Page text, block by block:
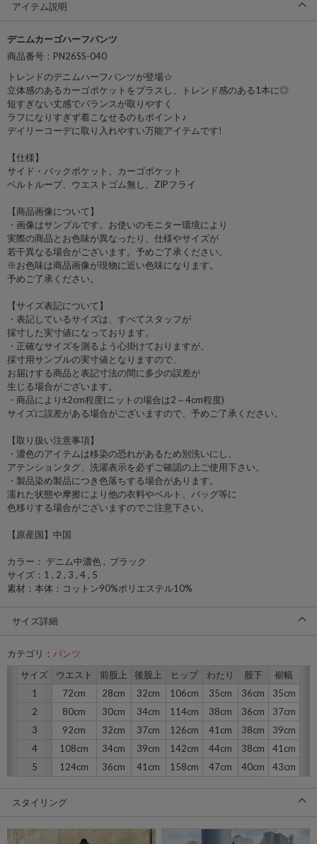
アイテム説明
デニムカーゴハーフパンツ
商品番号：PN26SS-040
トレンドのデニムハーフパンツが登場☆
立体感のあるカーゴポケットをプラスし、トレンド感のある1本に◎
短すぎない丈感でバランスが取りやすく
ラフになりすぎず着こなせるのもポイント♪
デイリーコーデに取り入れやすい万能アイテムです!
【仕様】
サイド・バックポケット、カーゴポケット
ベルトループ、ウエストゴム無し、ZIPフライ
【商品画像について】
・画像はサンプルです。お使いのモニター環境により
実際の商品とお色味が異なったり、仕様やサイズが
若干異なる場合がございます。予めご了承ください。
※お色味は商品画像が現物に近い色味になります。
予めご了承ください。
【サイズ表記について】
・表記しているサイズは、すべてスタッフが
採寸した実寸値になっております。
・正確なサイズを測るよう心掛けておりますが、
採寸用サンプルの実寸値となりますので、
お届けする商品と表記寸法の間に多少の誤差が
生じる場合がございます。
・商品により±2cm程度(ニットの場合は2～4cm程度)
サイズに誤差がある場合がございますので、予めご了承ください。
【取り扱い注意事項】
・濃色のアイテムは移染の恐れがあるため別洗いにし、
アテンションタグ、洗濯表示を必ずご確認の上ご使用下さい。
・製品染め製品につき色落ちする場合があります。
濡れた状態や摩擦により他の衣料やベルト、バッグ等に
色移りする場合がございますのでご注意下さい。
【原産国】中国
カラー： デニム中濃色 , ブラック
サイズ：1 , 2 , 3 , 4 , 5
素材：本体：コットン90%ポリエステル10%
サイズ詳細
カテゴリ： パンツ
サイズ
ウエスト 前股上 後股上 ヒップ わたり 股下
裾幅
1
72cm 28cm 32cm 106cm 35cm 36cm
35cm
2
80cm 30cm 34cm 114cm 38cm 36cm
37cm
3
92cm 32cm 37cm 126cm 41cm 38cm
39cm
4
108cm 34cm 39cm 142cm 44cm 38cm
41cm
5
124cm 36cm 41cm 158cm 47cm 40cm 43cm
スタイリング